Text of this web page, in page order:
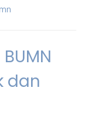
dan